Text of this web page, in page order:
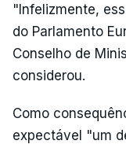
"Infelizmente,
do Parlamento
Conselho de
considerou.
Como
expectável "um